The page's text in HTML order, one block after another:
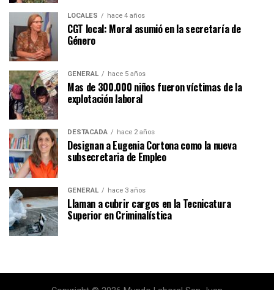
LOCALES hace 4 años
CGT local: Moral asumió en la secretaría de
Género
GENERAL hace 5 años
Mas de 300.000 niños fueron víctimas de la
explotación laboral
DESTACADA hace 2 años
Designan a Eugenia Cortona como la nueva
subsecretaria de Empleo
GENERAL hace 3 años
Llaman a cubrir cargos en la Tecnicatura
Superior en Criminalística